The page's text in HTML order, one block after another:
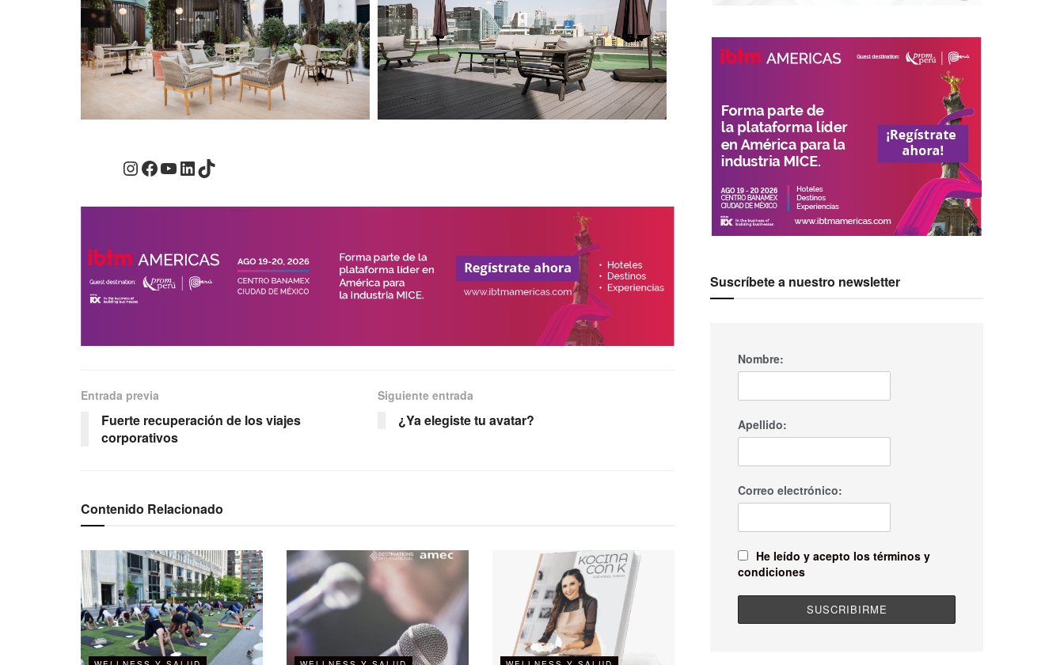
Entrada previa
Fuerte recuperación de los viajes
corporativos
Siguiente entrada
¿Ya elegiste tu avatar?
Contenido Relacionado
Suscríbete a nuestro newsletter
Nombre:
Apellido:
Correo electrónico:
He leído y acepto los términos y
condiciones